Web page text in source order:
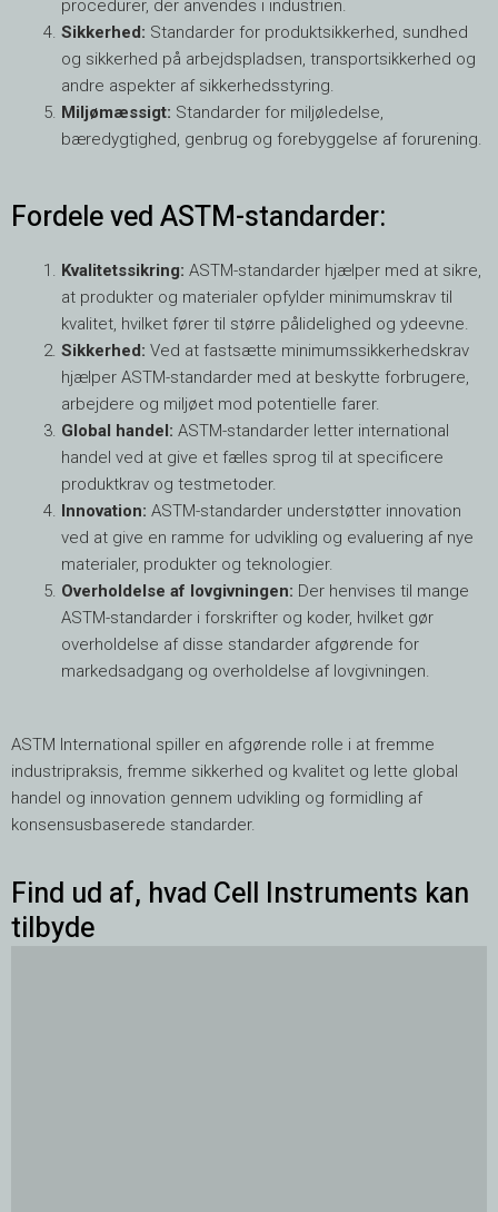
procedurer, der anvendes i industrien.
Sikkerhed: Standarder for produktsikkerhed, sundhed
og sikkerhed på arbejdspladsen, transportsikkerhed og
andre aspekter af sikkerhedsstyring.
Miljømæssigt: Standarder for miljøledelse,
bæredygtighed, genbrug og forebyggelse af forurening.
Fordele ved ASTM-standarder:
Kvalitetssikring: ASTM-standarder hjælper med at sikre,
at produkter og materialer opfylder minimumskrav til
kvalitet, hvilket fører til større pålidelighed og ydeevne.
Sikkerhed: Ved at fastsætte minimumssikkerhedskrav
hjælper ASTM-standarder med at beskytte forbrugere,
arbejdere og miljøet mod potentielle farer.
Global handel: ASTM-standarder letter international
handel ved at give et fælles sprog til at specificere
produktkrav og testmetoder.
Innovation: ASTM-standarder understøtter innovation
ved at give en ramme for udvikling og evaluering af nye
materialer, produkter og teknologier.
Overholdelse af lovgivningen: Der henvises til mange
ASTM-standarder i forskrifter og koder, hvilket gør
overholdelse af disse standarder afgørende for
markedsadgang og overholdelse af lovgivningen.
ASTM International spiller en afgørende rolle i at fremme
industripraksis, fremme sikkerhed og kvalitet og lette global
handel og innovation gennem udvikling og formidling af
konsensusbaserede standarder.
Find ud af, hvad Cell Instruments kan
tilbyde